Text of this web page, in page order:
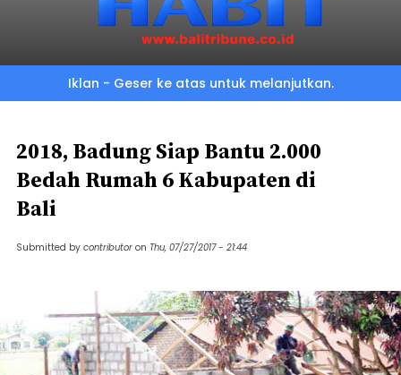
Iklan - Geser ke atas untuk melanjutkan.
2018, Badung Siap Bantu 2.000
Bedah Rumah 6 Kabupaten di
Bali
Submitted by contributor on Thu, 07/27/2017 - 21:44